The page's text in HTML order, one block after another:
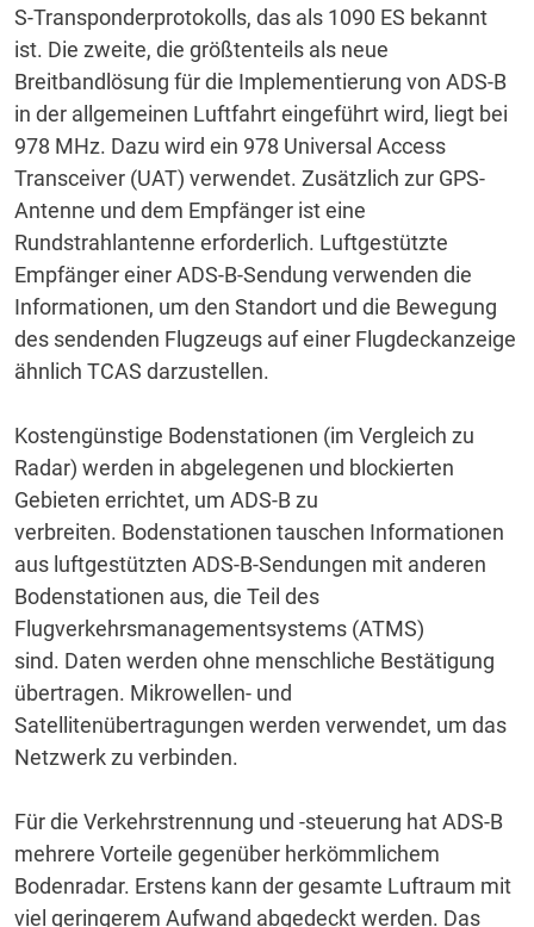
S-Transponderprotokolls, das als 1090 ES bekannt
ist. Die zweite, die größtenteils als neue
Breitbandlösung für die Implementierung von ADS-B
in der allgemeinen Luftfahrt eingeführt wird, liegt bei
978 MHz. Dazu wird ein 978 Universal Access
Transceiver (UAT) verwendet. Zusätzlich zur GPS-
Antenne und dem Empfänger ist eine
Rundstrahlantenne erforderlich. Luftgestützte
Empfänger einer ADS-B-Sendung verwenden die
Informationen, um den Standort und die Bewegung
des sendenden Flugzeugs auf einer Flugdeckanzeige
ähnlich TCAS darzustellen.
Kostengünstige Bodenstationen (im Vergleich zu
Radar) werden in abgelegenen und blockierten
Gebieten errichtet, um ADS-B zu
verbreiten. Bodenstationen tauschen Informationen
aus luftgestützten ADS-B-Sendungen mit anderen
Bodenstationen aus, die Teil des
Flugverkehrsmanagementsystems (ATMS)
sind. Daten werden ohne menschliche Bestätigung
übertragen. Mikrowellen- und
Satellitenübertragungen werden verwendet, um das
Netzwerk zu verbinden.
Für die Verkehrstrennung und -steuerung hat ADS-B
mehrere Vorteile gegenüber herkömmlichem
Bodenradar. Erstens kann der gesamte Luftraum mit
viel geringerem Aufwand abgedeckt werden. Das